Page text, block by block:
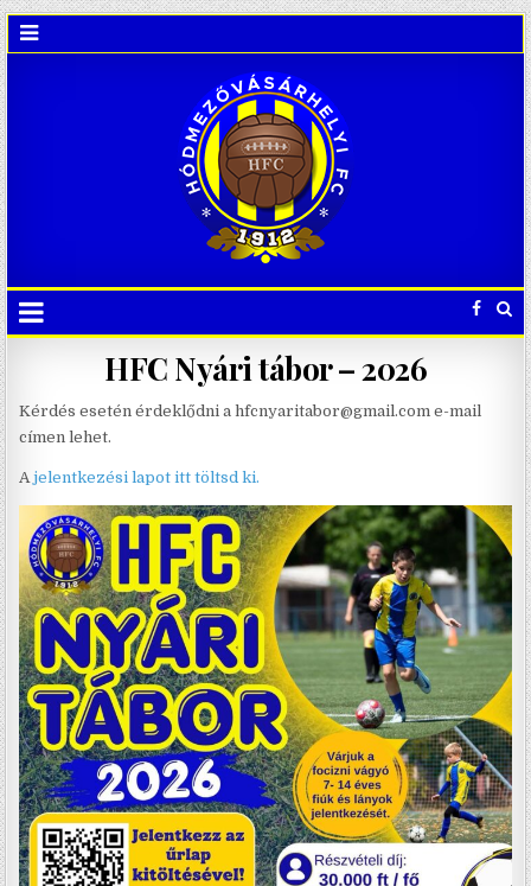
HFC Nyári tábor – 2026
Kérdés esetén érdeklődni a hfcnyaritabor@gmail.com e-mail
címen lehet.
Ajelentkezési lapot itt töltsd ki.